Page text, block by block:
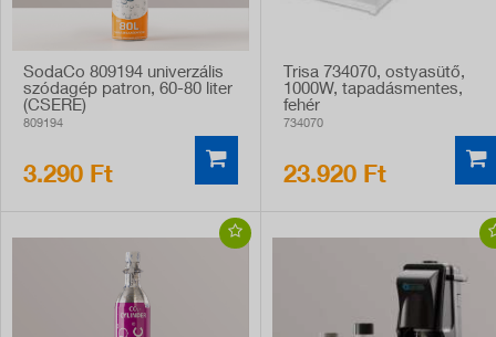
SodaCo 809194 univerzális
szódagép patron, 60-80 liter
(CSERE)
809194
3.290 Ft
Trisa 734070, ostyasütő,
1000W, tapadásmentes,
fehér
734070
23.920 Ft